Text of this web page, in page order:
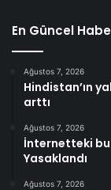
En Güncel
Ağustos 7, 2026
Hindistan’ın
arttı
Ağustos 7, 2026
İnternetteki
Yasaklandı
Ağustos 7, 2026